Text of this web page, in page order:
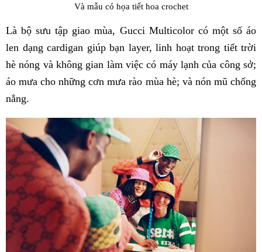
Và mẫu có họa tiết hoa crochet
Là bộ sưu tập giao mùa, Gucci Multicolor có một số áo
len dạng cardigan giúp bạn layer, linh hoạt trong tiết trời
hè nóng và không gian làm việc có máy lạnh của công sở;
áo mưa cho những cơn mưa rào mùa hè; và nón mũ chống
nắng.